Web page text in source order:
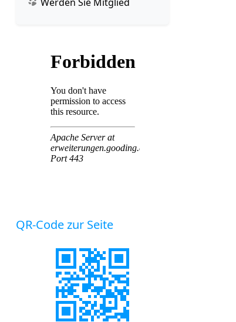
QR-Code zur Seite